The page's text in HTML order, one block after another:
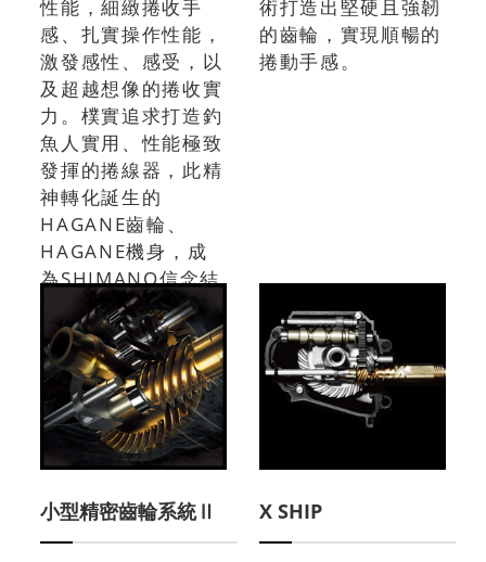
性能，細緻捲收手
感、扎實操作性能，
激發感性、感受，以
及超越想像的捲收實
力。樸實追求打造釣
魚人實用、性能極致
發揮的捲線器，此精
神轉化誕生的
HAGANE齒輪、
HAGANE機身，成
為SHIMANO信念結
晶所在，一切只為與
釣魚人並肩前行。
術打造出堅硬且強韌
的齒輪，實現順暢的
捲動手感。
小型精密齒輪系統Ⅱ X SHIP